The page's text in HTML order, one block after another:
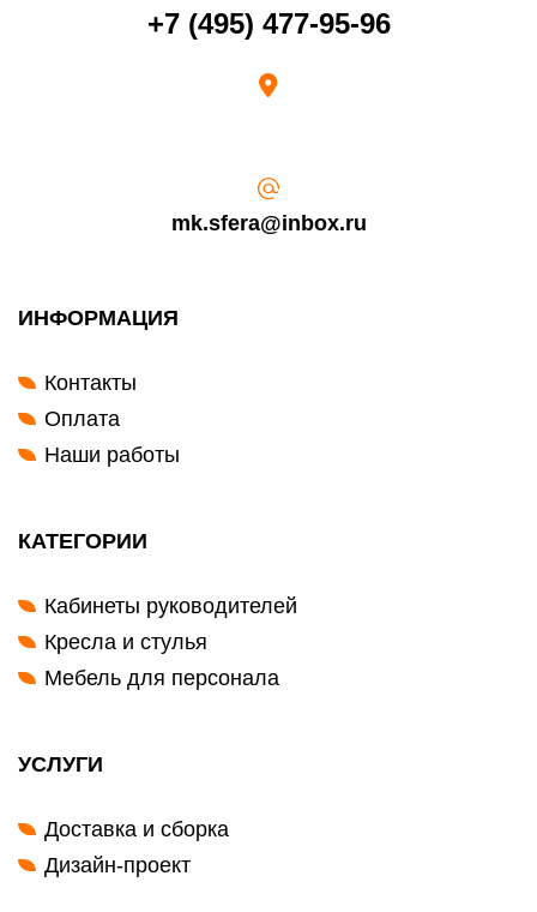
Срок возврата товара надлежащего качества составляет 30 дней с
Возврат переведенных средств производится на Ваш банковский
+7 (495) 477-95-96
mk.sfera@inbox.ru
ИНФОРМАЦИЯ
Контакты
Оплата
Наши работы
КАТЕГОРИИ
Кабинеты руководителей
Кресла и стулья
Мебель для персонала
УСЛУГИ
Доставка и сборка
Дизайн-проект